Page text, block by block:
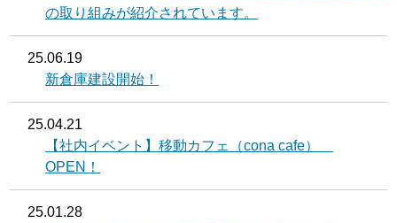
の取り組みが紹介されています。
25.06.19
新倉庫建設開始！
25.04.21
【社内イベント】移動カフェ（cona cafe）
OPEN！
25.01.28